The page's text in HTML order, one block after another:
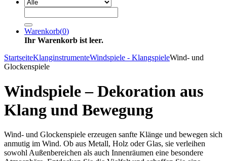
Warenkorb(0)
Ihr Warenkorb ist leer.
StartseiteKlanginstrumenteWindspiele - KlangspieleWind- und
Glockenspiele
Windspiele – Dekoration aus
Klang und Bewegung
Wind- und Glockenspiele erzeugen sanfte Klänge und bewegen sich
anmutig im Wind. Ob aus Metall, Holz oder Glas, sie verleihen
sowohl Außenbereichen als auch Innenräumen eine besondere